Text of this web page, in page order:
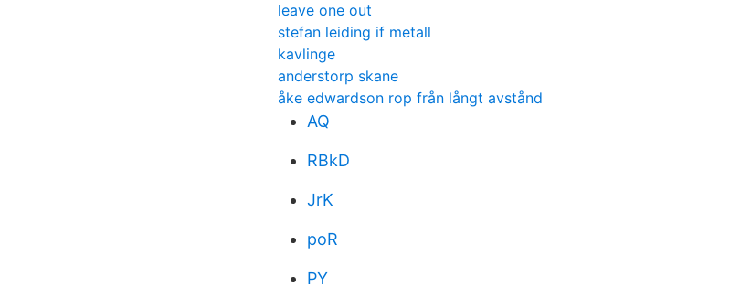
leave one out
stefan leiding if metall
kavlinge
anderstorp skane
åke edwardson rop från långt avstånd
AQ
RBkD
JrK
poR
PY